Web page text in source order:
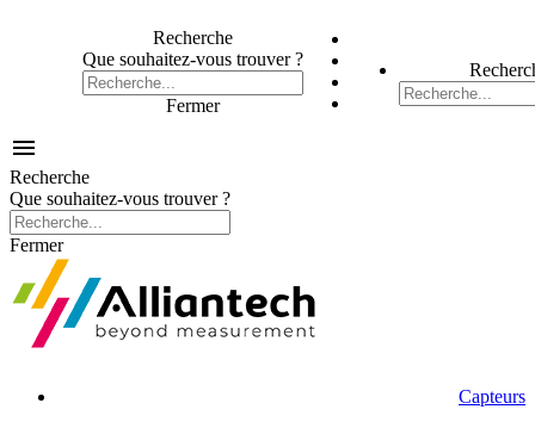
Recherche
Que souhaitez-vous trouver ?
Fermer

Recherche
Que souhaitez-vous trouver ?
Fermer
Capteurs